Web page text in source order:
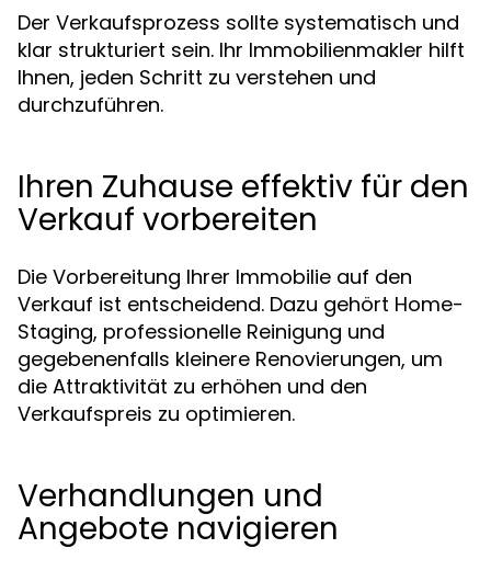
Der Verkaufsprozess sollte systematisch und
klar strukturiert sein. Ihr Immobilienmakler hilft
Ihnen, jeden Schritt zu verstehen und
durchzuführen.
Ihren Zuhause effektiv für den
Verkauf vorbereiten
Die Vorbereitung Ihrer Immobilie auf den
Verkauf ist entscheidend. Dazu gehört Home-
Staging, professionelle Reinigung und
gegebenenfalls kleinere Renovierungen, um
die Attraktivität zu erhöhen und den
Verkaufspreis zu optimieren.
Verhandlungen und
Angebote navigieren